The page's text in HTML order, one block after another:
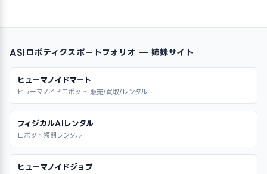
ASIロボティクスポートフォリオ — 姉妹サイト
ヒューマノイドマート
ヒューマノイドロボット 販売/買取/レンタル
フィジカルAIレンタル
ロボット短期レンタル
ヒューマノイドジョブ